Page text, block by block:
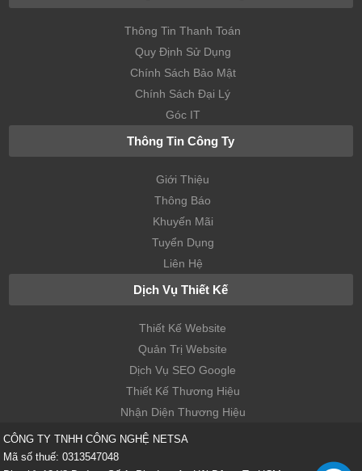
Thông Tin Thanh Toán
Quy Định Sử Dụng
Chính Sách Bảo Mật
Chính Sách Đại Lý
Góc IT
Thông Tin Công Ty
Giới Thiệu
Thông Báo
Khuyến Mãi
Tuyển Dụng
Liên Hệ
Dịch Vụ Thiết Kế
Thiết Kế Website
Quản Trị Website
Dịch Vụ SEO Google
Thiết Kế Thương Hiệu
Nhận Diện Thương Hiệu
CÔNG TY TNHH CÔNG NGHỆ NETSA
Mã số thuế: 0313547048